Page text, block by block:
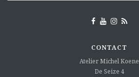
CONTACT
Atelier Michel Koene
De Seize 4